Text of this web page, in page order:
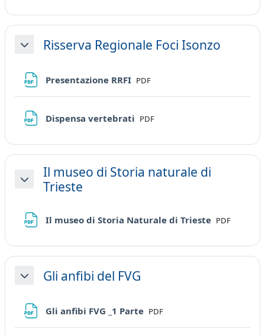
MinimizzaRisserva Regionale Foci Isonzo
Presentazione RRFI File
PDF
Dispensa vertebrati File
PDF
Minimizza
Il museo di Storia naturale di
Trieste
Il museo di Storia Naturale di Trieste File
PDF
MinimizzaGli anfibi del FVG
Gli anfibi FVG _1 Parte File
PDF